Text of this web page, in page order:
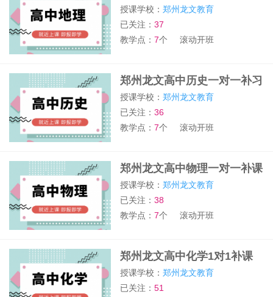
班
授课学校：郑州龙文教育
已关注：37
教学点：7个 滚动开班
郑州龙文高中历史一对一补习
班
授课学校：郑州龙文教育
已关注：36
教学点：7个 滚动开班
郑州龙文高中物理一对一补课
班
授课学校：郑州龙文教育
已关注：38
教学点：7个 滚动开班
郑州龙文高中化学1对1补课
班
授课学校：郑州龙文教育
已关注：51